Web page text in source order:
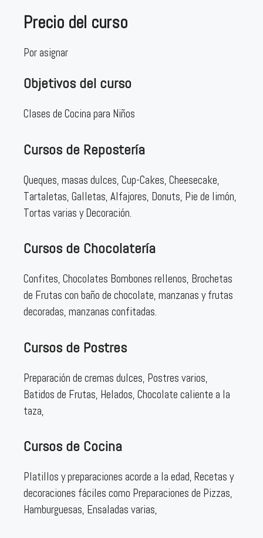
Precio del curso
Por asignar
Objetivos del curso
Clases de Cocina para Niños
Cursos de Repostería
Queques, masas dulces, Cup-Cakes, Cheesecake,
Tartaletas, Galletas, Alfajores, Donuts, Pie de limón,
Tortas varias y Decoración.
Cursos de Chocolatería
Confites, Chocolates Bombones rellenos, Brochetas
de Frutas con baño de chocolate, manzanas y frutas
decoradas, manzanas confitadas.
Cursos de Postres
Preparación de cremas dulces, Postres varios,
Batidos de Frutas, Helados, Chocolate caliente a la
taza,
Cursos de Cocina
Platillos y preparaciones acorde a la edad, Recetas y
decoraciones fáciles como Preparaciones de Pizzas,
Hamburguesas, Ensaladas varias,